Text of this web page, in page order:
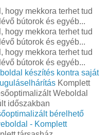
hogy mekkora terhet tud
bútorok és egyéb...
hogy mekkora terhet tud
bútorok és egyéb...
hogy mekkora terhet tud
bútorok és egyéb...
készítés kontra saját
Komplett
Weboldal
időszakban
bérelhető
- Komplett